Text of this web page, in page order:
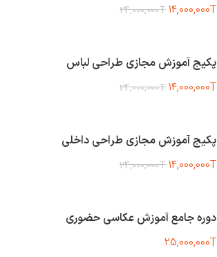
24,000,000T14,000,000T
پکیج آموزش مجازی طراحی لباس
24,000,000T14,000,000T
پکیج آموزش مجازی طراحی داخلی
24,000,000T14,000,000T
دوره جامع آموزش عکاسی حضوری
25,000,000T